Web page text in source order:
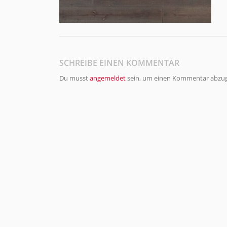
SCHREIBE EINEN KOMMENTAR
Du musstangemeldetsein, um einen Kommentar